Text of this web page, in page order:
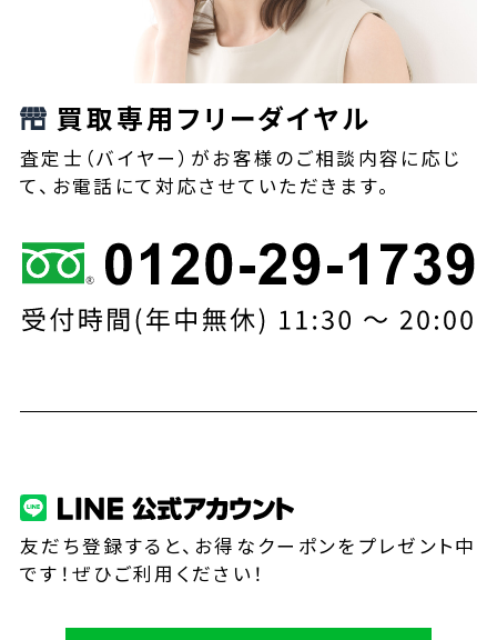
買取専用フリーダイヤル
査定士（バイヤー）がお客様のご相談内容に応じ
て、お電話にて対応させていただきます。
友だち登録すると、お得なクーポンをプレゼント中
です！ぜひご利用ください！